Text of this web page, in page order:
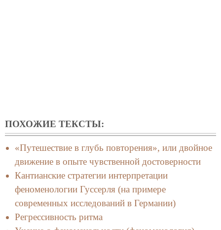
ПОХОЖИЕ ТЕКСТЫ:
«Путешествие в глубь повторения», или двойное
движение в опыте чувственной достоверности
Кантианские стратегии интерпретации
феноменологии Гуссерля (на примере
современных исследований в Германии)
Регрессивность ритма